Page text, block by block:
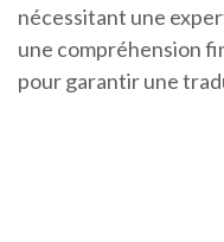
nécessitant une
une compréhension
pour garantir une